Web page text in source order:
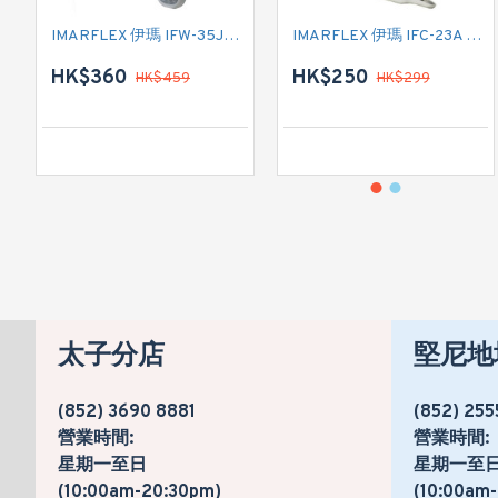
IMARFLEX 伊瑪 IFW-35J2 掛牆扇
HK$360 HK$459
IMARFLEX 伊瑪 IFC-23A 夾扇
HK$250 HK$299
太子分店
(852) 3690 8881
營業時間:
星期一至日
(10:00am-20:30pm)
堅尼
(852)
營業時間:
星期一至